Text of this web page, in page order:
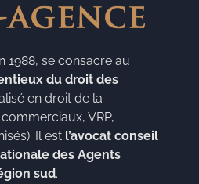
1988, se consacre au
du droit des
en droit de la
VRP,
Il est l’avocat conseil
des Agents
sud.